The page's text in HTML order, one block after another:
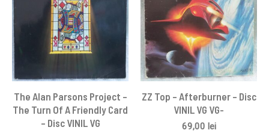
The Alan Parsons Project –
The Turn Of A Friendly Card
– Disc VINIL VG
ZZ Top – Afterburner – Disc
VINIL VG VG-
69,00 lei